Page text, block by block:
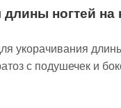
ногтей на
укорачивания
с подушечек и